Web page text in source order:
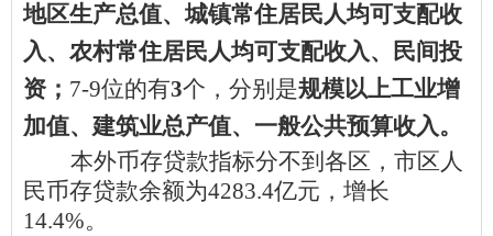
地区生产总值、城镇常住居民人均可支配收
入、农村常住居民人均可支配收入、民间投
资； 7-9位的有3个，分别是规模以上工业增
加值、建筑业总产值、一般公共预算收入。
本外币存贷款指标分不到各区，市区人
民币存贷款余额为4283.4亿元，增长
14.4%。